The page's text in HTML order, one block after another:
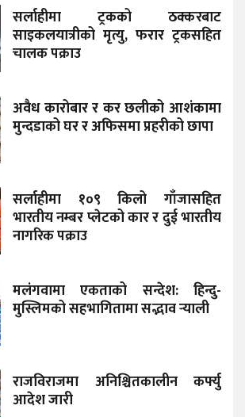
सर्लाहीमा ट्रकको ठक्करबाट
साइकलयात्रीको मृत्यु, फरार ट्रकसहित
चालक पक्राउ
अवैध कारोबार र कर छलीको आशंकामा
मुन्दडाको घर र अफिसमा प्रहरीको छापा
सर्लाहीमा १०९ किलो गाँजासहित
भारतीय नम्बर प्लेटको कार र दुई भारतीय
नागरिक पक्राउ
मलंगवामा एकताको सन्देश: हिन्दु-
मुस्लिमको सहभागितामा सद्भाव र्‍याली
राजविराजमा अनिश्चितकालीन कर्फ्यु
आदेश जारी